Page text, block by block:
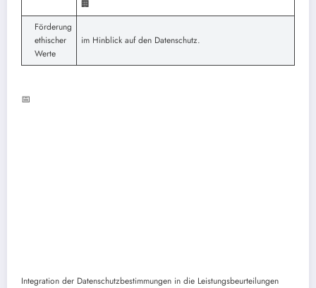
🏢
Förderung
ethischer
Werte
im Hinblick auf den Datenschutz.
📅
Integration der Datenschutzbestimmungen in die Leistungsbeurteilungen